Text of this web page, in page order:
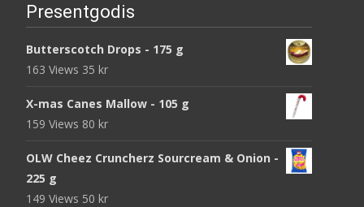
Presentgodis
Butterscotch Drops - 175 g
163 Views 35 kr
X-mas Canes Mallow - 105 g
159 Views 80 kr
OLW Cheez Cruncherz Sourcream & Onion -
225 g
149 Views 50 kr